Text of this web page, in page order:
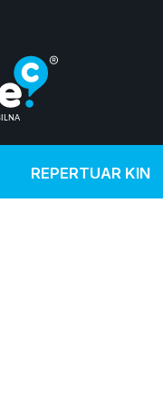
REPERTUAR KIN